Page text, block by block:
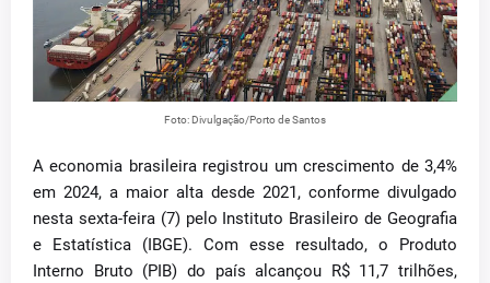
Foto: Divulgação/Porto de Santos
A economia brasileira registrou um crescimento de 3,4%
em 2024, a maior alta desde 2021, conforme divulgado
nesta sexta-feira (7) pelo Instituto Brasileiro de Geografia
e Estatística (IBGE). Com esse resultado, o Produto
Interno Bruto (PIB) do país alcançou R$ 11,7 trilhões,